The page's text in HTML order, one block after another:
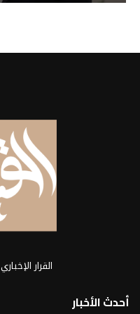
القرار الإخباري
أحدث الأخبار